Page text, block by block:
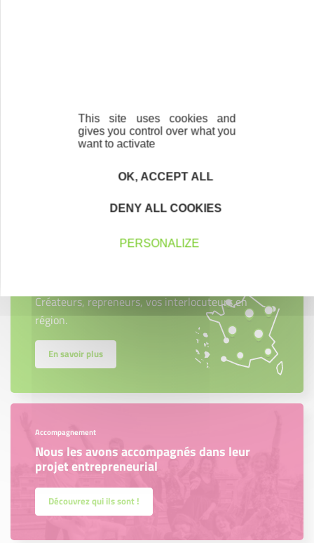
Cliquez ici
Créateurs, repreneurs, vos interlocuteurs en
région.
En savoir plus
Accompagnement
Nous les avons accompagnés dans leur
projet entrepreneurial
Découvrez qui ils sont !
This site uses cookies and
gives you control over what you
want to activate
OK, ACCEPT ALL
DENY ALL COOKIES
PERSONALIZE